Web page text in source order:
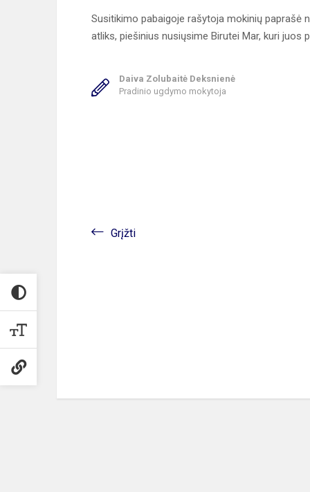
Susitikimo pabaigoje rašytoja mokinių paprašė
atliks, piešinius nusiųsime Birutei Mar, kuri
Daiva Zolubaitė Deksnienė
Pradinio ugdymo mokytoja
Grįžti